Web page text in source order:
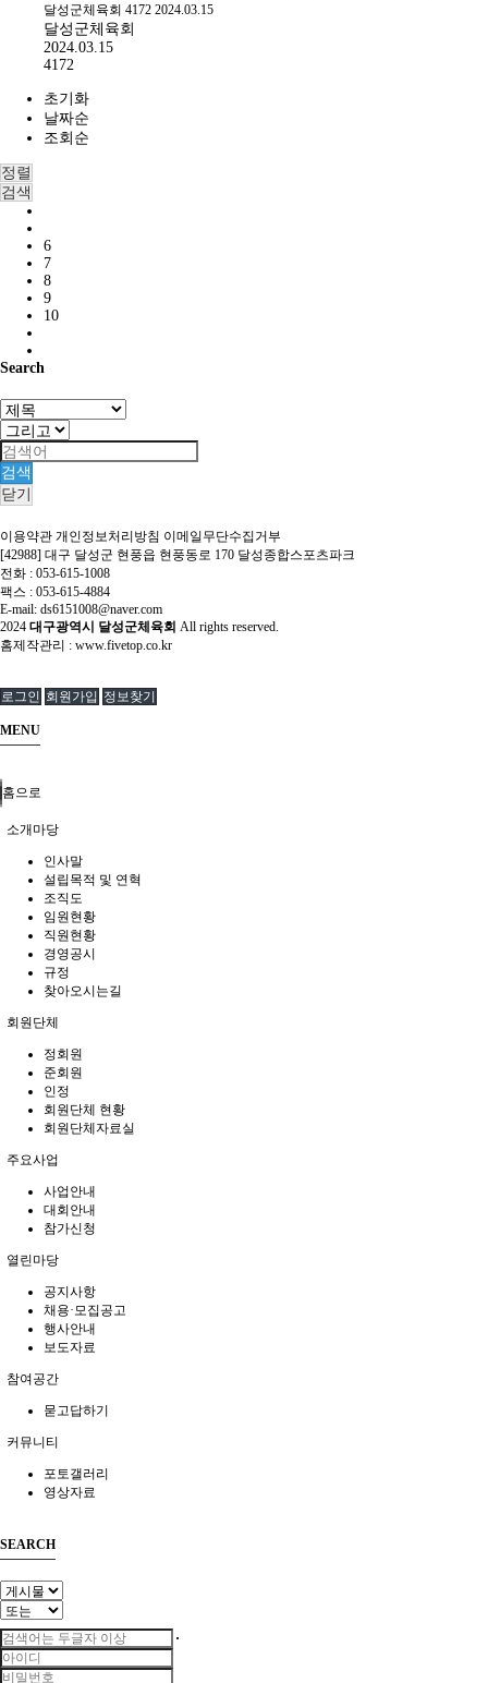
달성군체육회 4172 2024.03.15
달성군체육회
2024.03.15
4172
초기화
날짜순
조회순
정렬
검색
6
7
8
9
10
Search
검색
닫기
이용약관 개인정보처리방침 이메일무단수집거부
[42988] 대구 달성군 현풍읍 현풍동로 170 달성종합스포츠파크
전화 : 053-615-1008
팩스 : 053-615-4884
E-mail: ds6151008@naver.com
2024 대구광역시 달성군체육회 All rights reserved.
홈제작관리 : www.fivetop.co.kr
로그인 회원가입 정보찾기
MENU
홈으로
소개마당
인사말
설립목적 및 연혁
조직도
임원현황
직원현황
경영공시
규정
찾아오시는길
회원단체
정회원
준회원
인정
회원단체 현황
회원단체자료실
주요사업
사업안내
대회안내
참가신청
열린마당
공지사항
채용·모집공고
행사안내
보도자료
참여공간
묻고답하기
커뮤니티
포토갤러리
영상자료
SEARCH